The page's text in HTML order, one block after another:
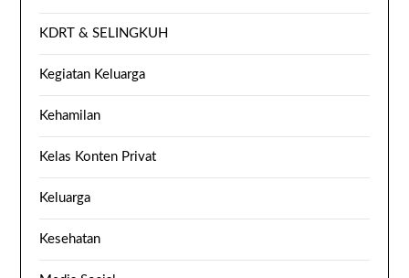
KDRT & SELINGKUH
Kegiatan Keluarga
Kehamilan
Kelas Konten Privat
Keluarga
Kesehatan